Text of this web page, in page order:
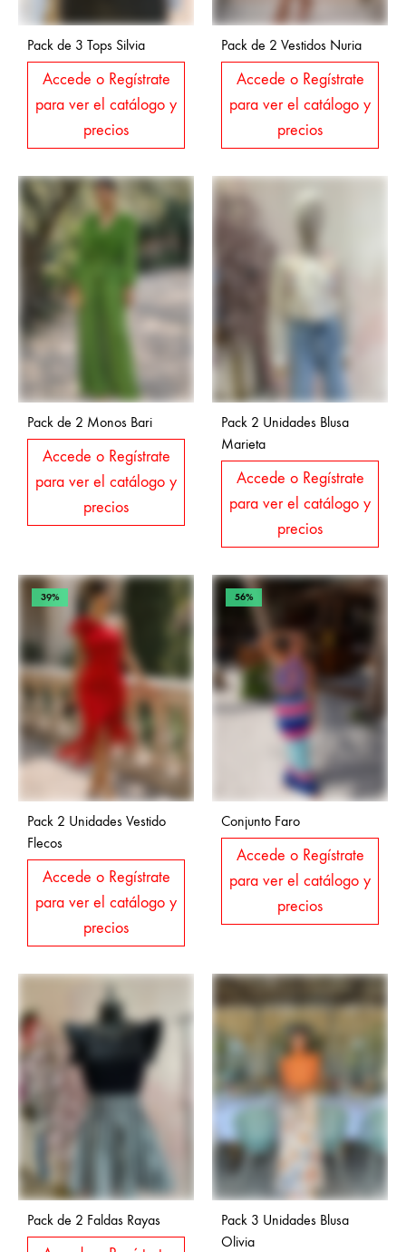
Pack de 3 Tops Silvia
Accede o Regístrate
para ver el catálogo y
precios
Pack de 2 Vestidos Nuria
Accede o Regístrate
para ver el catálogo y
precios
Pack de 2 Monos Bari
Accede o Regístrate
para ver el catálogo y
precios
Pack 2 Unidades Blusa
Marieta
Accede o Regístrate
para ver el catálogo y
precios
39%
Pack 2 Unidades Vestido
Flecos
Accede o Regístrate
para ver el catálogo y
precios
56%
Conjunto Faro
Accede o Regístrate
para ver el catálogo y
precios
Pack de 2 Faldas Rayas
Pack 3 Unidades Blusa
Olivia